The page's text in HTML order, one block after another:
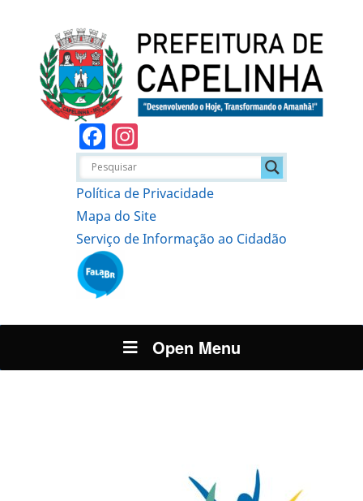
Facebook
Política de Privacidade
Mapa do Site
Serviço de Informação ao Cidadão
Open Menu